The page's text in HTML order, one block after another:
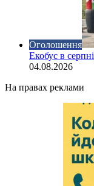
Оголошення
Екобус в серпні
04.08.2026
На правах реклами